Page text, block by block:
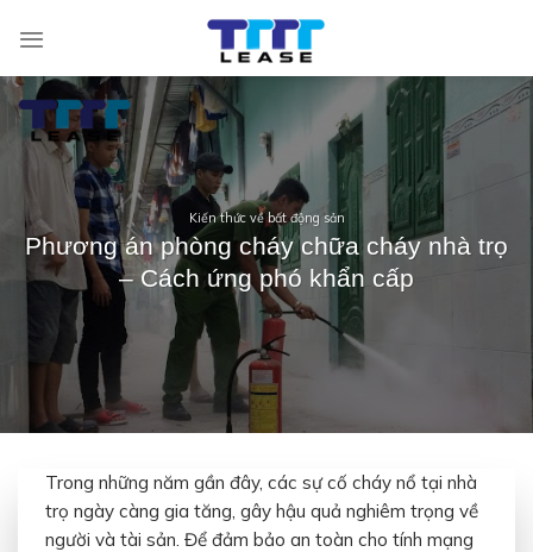
Kiến thức về bất động sản
Phương án phòng cháy chữa cháy nhà trọ
– Cách ứng phó khẩn cấp
Trong những năm gần đây, các sự cố cháy nổ tại nhà
trọ ngày càng gia tăng, gây hậu quả nghiêm trọng về
người và tài sản. Để đảm bảo an toàn cho tính mạng